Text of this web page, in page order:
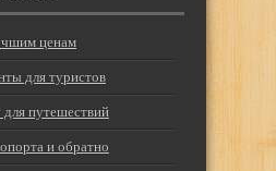
ценам
для туристов
для путешествий
и обратно